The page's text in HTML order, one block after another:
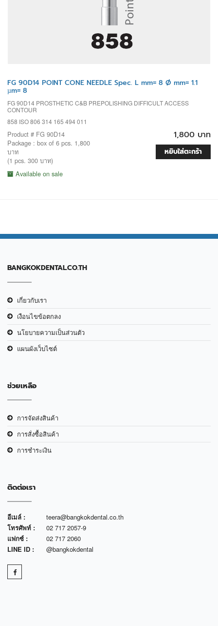
FG 90D14 POINT CONE NEEDLE Spec. L mm= 8 Ø mm= 1.1
µm= 8
FG 90D14 PROSTHETIC C&B PREPOLISHING DIFFICULT ACCESS
CONTOUR
858 ISO 806 314 165 494 011
Product # FG 90D14
Package : box of 6 pcs. 1,800
บาท
(1 pcs. 300 บาท)
Available on sale
1,800 บาท
หยิบใส่ตะกร้า
BANGKOKDENTAL.CO.TH
เกี่ยวกับเรา
เงือนไขข้อตกลง
นโยบายความเป็นส่วนตัว
แผนผังเว็บไซต์
ช่วยเหลือ
การจัดส่งสินค้า
การสั่งซื้อสินค้า
การชำระเงิน
ติดต่อเรา
อีเมล์ :
teera@bangkokdental.co.th
โทรศัพท์ :
02 717 2057-9
แฟกซ์ :
02 717 2060
LINE ID :
@bangkokdental